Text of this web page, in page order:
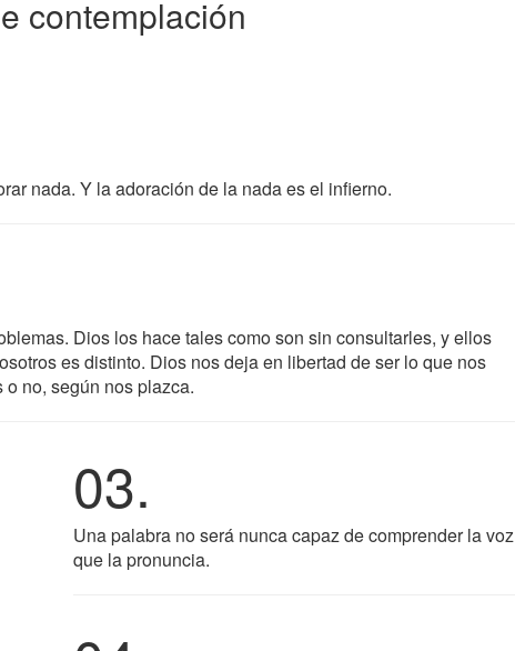
contemplación
nada. Y la adoración de la nada es el infierno.
Dios los hace tales como son sin consultarles, y ellos
es distinto. Dios nos deja en libertad de ser lo que nos
no, según nos plazca.
03.
Una palabra no será nunca capaz de comprender la voz
que la pronuncia.